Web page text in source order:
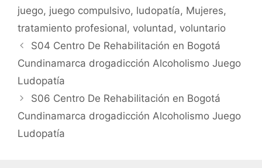
juego, juego compulsivo, ludopatía, Mujeres,
tratamiento profesional, voluntad, voluntario
S04 Centro De Rehabilitación en Bogotá
Cundinamarca drogadicción Alcoholismo Juego
Ludopatía
S06 Centro De Rehabilitación en Bogotá
Cundinamarca drogadicción Alcoholismo Juego
Ludopatía